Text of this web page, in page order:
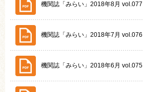
機関誌「みらい」2018年8月 vol.077
機関誌「みらい」2018年7月 vol.076
機関誌「みらい」2018年6月 vol.075